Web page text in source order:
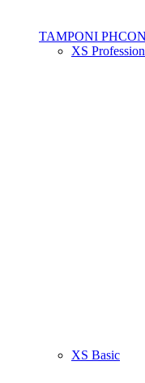
TAMPONI
XS
XS Basic